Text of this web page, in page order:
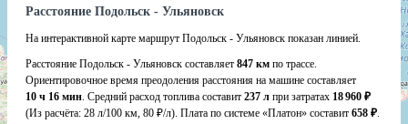
Расстояние Подольск - Ульяновск
На интерактивной карте маршрут Подольск - Ульяновск показан линией.
Расстояние Подольск - Ульяновск составляет 847 км по трассе.
Ориентировочное время преодоления расстояния на машине составляет
10 ч 16 мин. Средний расход топлива составит 237 л при затратах 18 960 ₽
(Из расчёта: 28 л/100 км, 80 ₽/л). Плата по системе «Платон» составит 658 ₽.